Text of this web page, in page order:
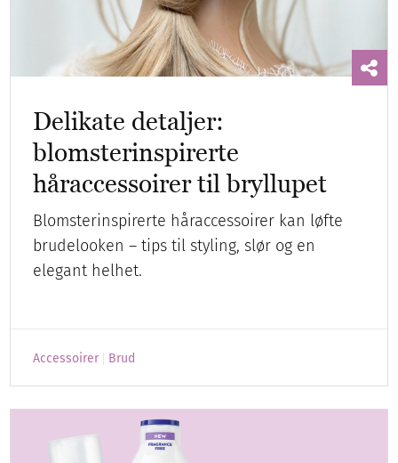
Delikate detaljer:
blomsterinspirerte
håraccessoirer til bryllupet
Blomsterinspirerte håraccessoirer kan løfte
brudelooken – tips til styling, slør og en
elegant helhet.
Accessoirer Brud